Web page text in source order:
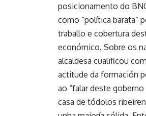
posicionamento do
como “política barata”
traballo e cobertura
económico. Sobre os
alcaldesa cualificou
actitude da formación
ao “falar deste
casa de tódolos